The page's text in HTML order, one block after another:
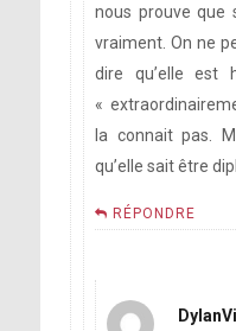
nous prouve que
vraiment. On ne
dire qu’elle est
«
la connait pas.
qu’elle sait être
RÉPONDRE